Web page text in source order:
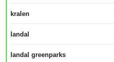
kralen
landal
landal greenparks